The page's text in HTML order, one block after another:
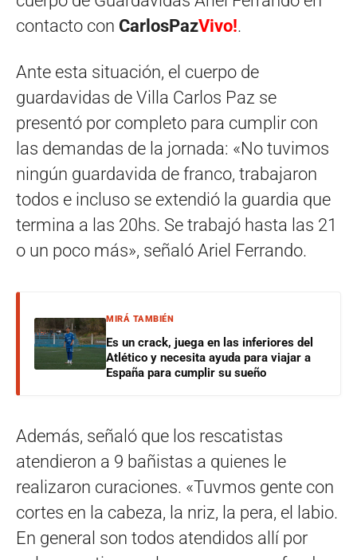
contacto con CarlosPazVivo!.
Ante esta situación, el cuerpo de
guardavidas de Villa Carlos Paz se
presentó por completo para cumplir con
las demandas de la jornada: «No tuvimos
ningún guardavida de franco, trabajaron
todos e incluso se extendió la guardia que
termina a las 20hs. Se trabajó hasta las 21
o un poco más», señaló Ariel Ferrando.
MIRÁ TAMBIÉN
Es un crack, juega en las inferiores del
Atlético y necesita ayuda para viajar a
España para cumplir su sueño
Además, señaló que los rescatistas
atendieron a 9 bañistas a quienes le
realizaron curaciones. «Tuvmos gente con
cortes en la cabeza, la nriz, la pera, el labio.
En general son todos atendidos allí por